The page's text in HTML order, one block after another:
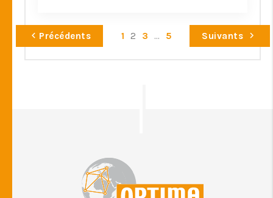
Précédents 1 2 3 ... 5 Suivants